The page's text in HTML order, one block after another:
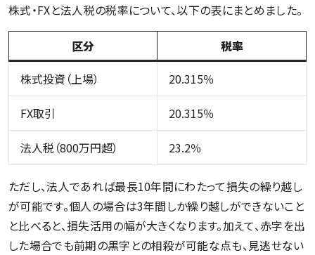
株式・FXと法人税の税率について、以下の表にまとめました。
区分
税率
株式投資（上場）
20.315％
FX取引 20.315％
法人税（800万円超） 23.2％
ただし、法人であれば最長10年間にわたって損失の繰り越し
が可能です。個人の場合は3年間しか繰り越しができないこと
と比べると、損失活用の幅が大きくなります。加えて、赤字を出
した場合でも前期の黒字との相殺が可能な点も、見逃せない